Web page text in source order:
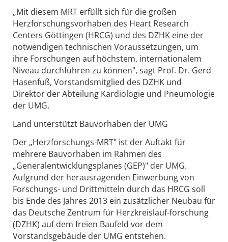
„Mit diesem MRT erfüllt sich für die großen
Herzforschungsvorhaben des Heart Research
Centers Göttingen (HRCG) und des DZHK eine der
notwendigen technischen Voraussetzungen, um
ihre Forschungen auf höchstem, internationalem
Niveau durchführen zu können", sagt Prof. Dr. Gerd
Hasenfuß, Vorstandsmitglied des DZHK und
Direktor der Abteilung Kardiologie und Pneumologie
der UMG.
Land unterstützt Bauvorhaben der UMG
Der „Herzforschungs-MRT" ist der Auftakt für
mehrere Bauvorhaben im Rahmen des
„Generalentwicklungsplanes (GEP)" der UMG.
Aufgrund der herausragenden Einwerbung von
Forschungs- und Drittmitteln durch das HRCG soll
bis Ende des Jahres 2013 ein zusätzlicher Neubau für
das Deutsche Zentrum für Herzkreislauf-forschung
(DZHK) auf dem freien Baufeld vor dem
Vorstandsgebäude der UMG entstehen.